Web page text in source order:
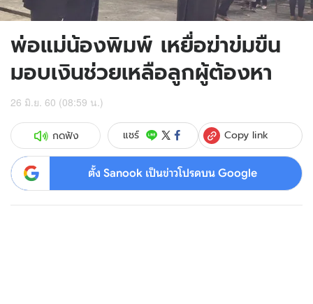
พ่อแม่น้องพิมพ์ เหยื่อฆ่าข่มขืน
มอบเงินช่วยเหลือลูกผู้ต้องหา
26 มิ.ย. 60 (08:59 น.)
กดฟัง แชร์ Copy link
ตั้ง Sanook เป็นข่าวโปรดบน Google